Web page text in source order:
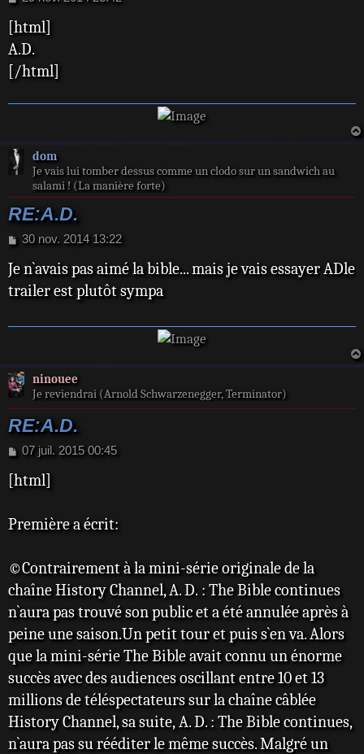
s
s
a
g
[html]
A.D.
[/html]
dom
Je vais lui tomber dessus comme un clodo sur un sandwich au
salami ! (La manière forte)
RE:A.D.
M
s
a
e
30 nov. 2014 13:22
Je n`avais pas aimé la bible... mais je vais essayer ADle
trailer est plutôt sympa
ninouee
Je reviendrai (Arnold Schwarzenegger, Terminator)
RE:A.D.
M
s
g
07 juil. 2015 00:45
[html]
Première a écrit:
©Contrairement à la mini-série originale de la
chaîne History Channel, A. D. : The Bible continues
n`aura pas trouvé son public et a été annulée après à
peine une saison.Un petit tour et puis s`en va. Alors
que la mini-série The Bible avait connu un énorme
succès avec des audiences oscillant entre 10 et 13
millions de téléspectateurs sur la chaîne câblée
History Channel, sa suite, A. D. : The Bible continues,
n`aura pas su rééditer le même succès. Malgré un